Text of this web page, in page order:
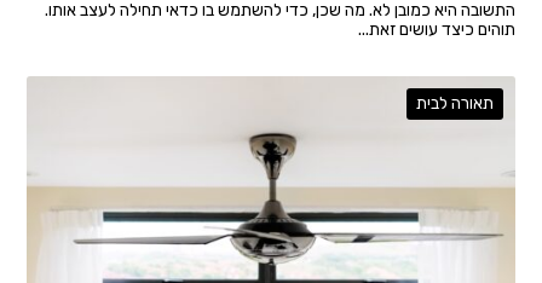
התשובה היא כמובן לא. מה שכן, כדי להשתמש בו כדאי תחילה לעצב אותו.
תוהים כיצד עושים זאת...
תאורה לבית